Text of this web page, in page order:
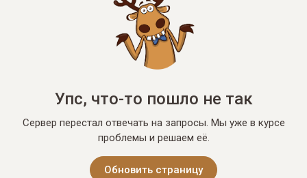
Упс, что-то пошло не так
Сервер перестал отвечать на запросы. Мы уже в курсе
проблемы и решаем её.
Обновить страницу